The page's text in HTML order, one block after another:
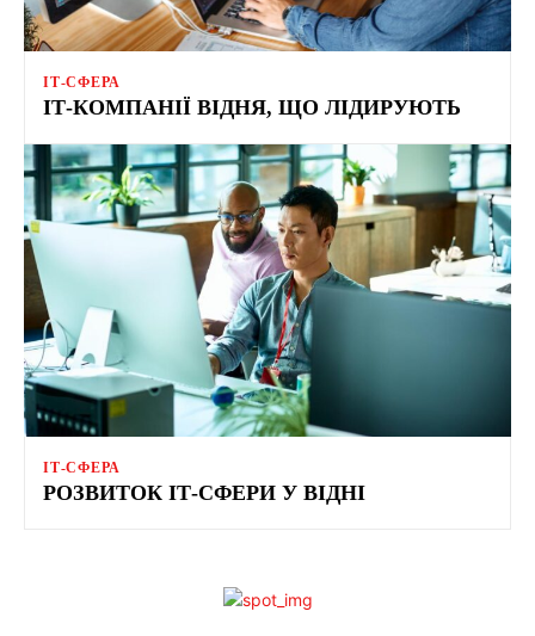
ІТ-СФЕРА
ІТ-КОМПАНІЇ ВІДНЯ, ЩО ЛІДИРУЮТЬ
ІТ-СФЕРА
РОЗВИТОК ІТ-СФЕРИ У ВІДНІ